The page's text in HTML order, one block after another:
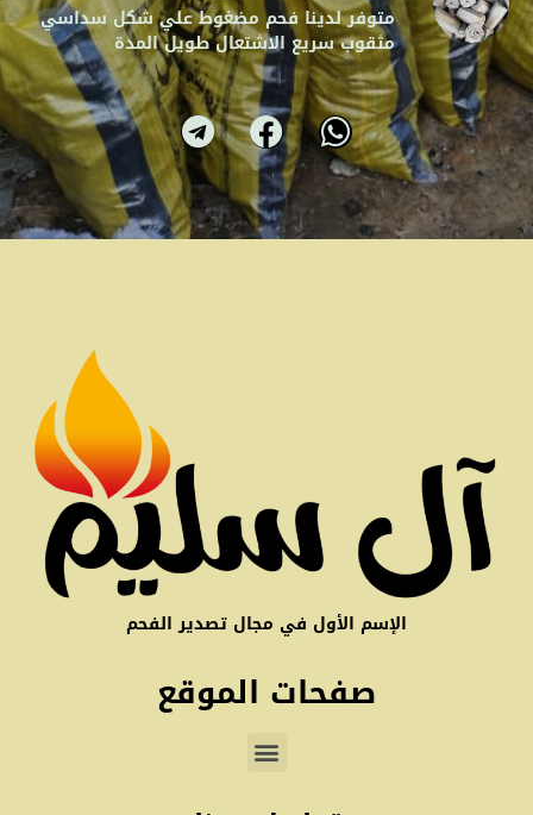
متوفر لدينا فحم مضغوط علي شكل سداسي
مثقوب سريع الاشتعال طويل المدة
الإسم الأول في مجال تصدير الفحم
صفحات الموقع